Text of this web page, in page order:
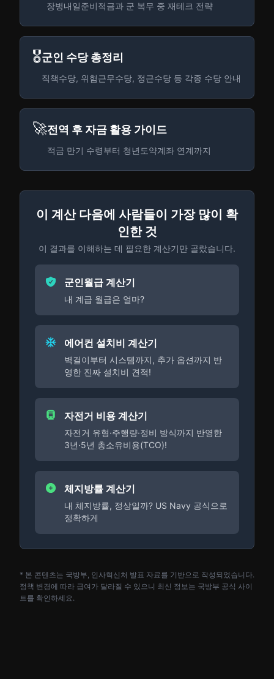
장병내일준비적금과 군 복무 중 재테크 전략
🎖️군인 수당 총정리
직책수당, 위험근무수당, 정근수당 등 각종 수당 안내
🚀전역 후 자금 활용 가이드
적금 만기 수령부터 청년도약계좌 연계까지
이 계산 다음에 사람들이 가장 많이 확
인한 것
이 결과를 이해하는 데 필요한 계산기만 골랐습니다.
군인월급 계산기
내 계급 월급은 얼마?
에어컨 설치비 계산기
벽걸이부터 시스템까지, 추가 옵션까지 반
영한 진짜 설치비 견적!
자전거 비용 계산기
자전거 유형·주행량·정비 방식까지 반영한
3년·5년 총소유비용(TCO)!
체지방률 계산기
내 체지방률, 정상일까? US Navy 공식으로
정확하게
* 본 콘텐츠는 국방부, 인사혁신처 발표 자료를 기반으로 작성되었습니다.
정책 변경에 따라 급여가 달라질 수 있으니 최신 정보는 국방부 공식 사이
트를 확인하세요.